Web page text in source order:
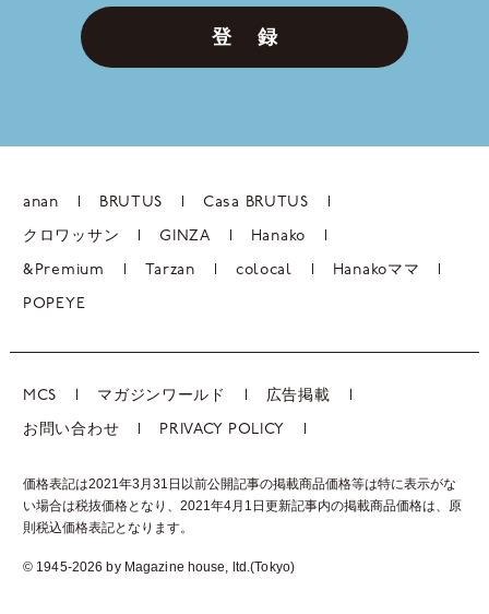
登 録
anan BRUTUS Casa BRUTUS
クロワッサン GINZA Hanako
&Premium Tarzan colocal Hanakoママ
POPEYE
MCS マガジンワールド 広告掲載
お問い合わせ PRIVACY POLICY
価格表記は2021年3月31日以前公開記事の掲載商品価格等は特に表示がな
い場合は税抜価格となり、2021年4月1日更新記事内の掲載商品価格は、 原
則税込価格表記となります。
© 1945-2026 by Magazine house, ltd.(Tokyo)